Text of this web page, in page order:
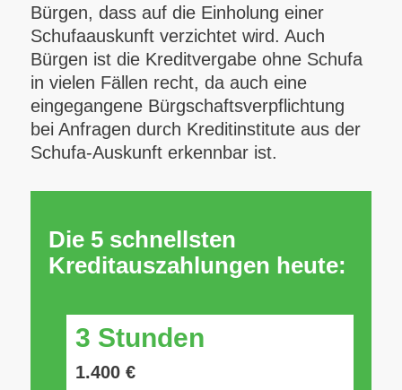
Bürgen, dass auf die Einholung einer
Schufaauskunft verzichtet wird. Auch
Bürgen ist die Kreditvergabe ohne Schufa
in vielen Fällen recht, da auch eine
eingegangene Bürgschaftsverpflichtung
bei Anfragen durch Kreditinstitute aus der
Schufa-Auskunft erkennbar ist.
Die 5 schnellsten
Kreditauszahlungen heute:
3 Stunden
1.400 €